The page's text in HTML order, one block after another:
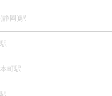
静岡)駅
町駅